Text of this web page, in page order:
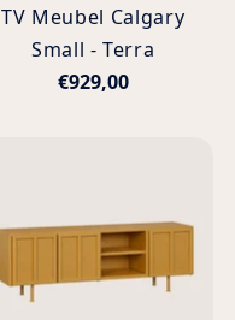
TV Meubel Calgary
Small - Terra
€929,00